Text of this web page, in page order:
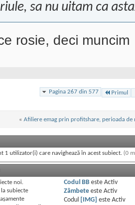
sa nu uitam ca
rosie, deci muncim
Pagina 267 din 577 Primul
« Afiliere emag prin profitshare, perioada
1 utilizator(i) care navighează în acest subiect. (0
noi.
subiecte
Codul BBeste Activ
Zâmbeteeste Activ
Codul
[IMG] este Activ